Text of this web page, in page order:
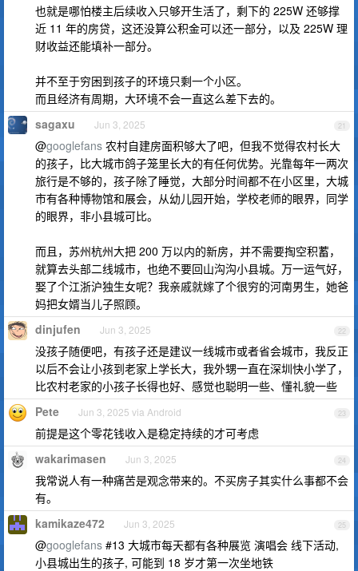
也就是哪怕楼主后续收入只够开生活了，剩下的 225W 还够撑
近 11 年的房贷，这还没算公积金可以还一部分，以及 225W 理
财收益还能填补一部分。
并不至于穷困到孩子的环境只剩一个小区。
而且经济有周期，大环境不会一直这么差下去的。
21
sagaxu Jun 3, 2025
@googlefans 农村自建房面积够大了吧，但我不觉得农村长大
的孩子，比大城市鸽子笼里长大的有任何优势。光靠每年一两次
旅行是不够的，孩子除了睡觉，大部分时间都不在小区里，大城
市有各种博物馆和展会，从幼儿园开始，学校老师的眼界，同学
的眼界，非小县城可比。
而且，苏州杭州大把 200 万以内的新房，并不需要掏空积蓄，
就算去头部二线城市，也绝不要回山沟沟小县城。万一运气好，
娶了个江浙沪独生女呢？我亲戚就嫁了个很穷的河南男生，她爸
妈把女婿当儿子照顾。
22
dinjufen Jun 3, 2025
没孩子随便吧，有孩子还是建议一线城市或者省会城市，我反正
以后不会让小孩到老家上学长大，我外甥一直在深圳快小学了，
比农村老家的小孩子长得也好、感觉也聪明一些、懂礼貌一些
23
Pete Jun 3, 2025 via Android
前提是这个零花钱收入是稳定持续的才可考虑
24
wakarimasen Jun 3, 2025
我常说人有一种痛苦是观念带来的。不买房子其实什么事都不会
有。
25
kamikaze472 Jun 3, 2025
@googlefans #13 大城市每天都有各种展览 演唱会 线下活动,
小县城出生的孩子, 可能到 18 岁才第一次坐地铁